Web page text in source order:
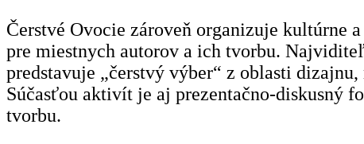
Čerstvé Ovocie zároveň organizuje
pre miestnych autorov a ich tvorbu.
predstavuje „čerstvý výber“ z oblasti
Súčasťou aktivít je aj prezentačno-diskusný
tvorbu.